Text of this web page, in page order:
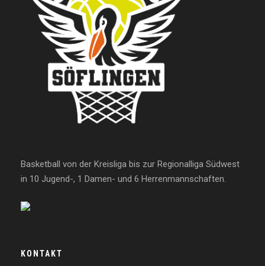
Basketball von der Kreisliga bis zur Regionalliga Südwest
in 10 Jugend-, 1 Damen- und 6 Herrenmannschaften.
KONTAKT